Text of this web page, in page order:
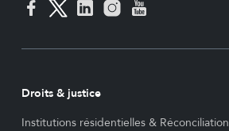
Droits & justice
Institutions résidentielles & Réconciliation